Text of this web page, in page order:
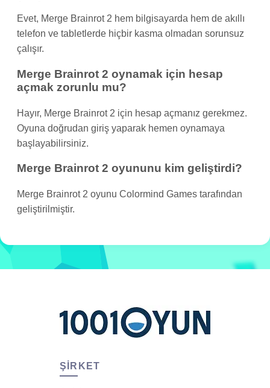
Evet, Merge Brainrot 2 hem bilgisayarda hem de akıllı
telefon ve tabletlerde hiçbir kasma olmadan sorunsuz
çalışır.
Merge Brainrot 2 oynamak için hesap
açmak zorunlu mu?
Hayır, Merge Brainrot 2 için hesap açmanız gerekmez.
Oyuna doğrudan giriş yaparak hemen oynamaya
başlayabilirsiniz.
Merge Brainrot 2 oyununu kim geliştirdi?
Merge Brainrot 2 oyunu Colormind Games tarafından
geliştirilmiştir.
ŞIRKET